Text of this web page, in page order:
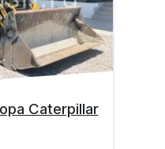
Caterpillar